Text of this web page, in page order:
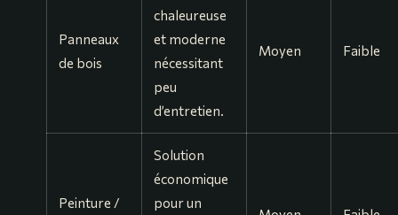
Panneaux
de bois
chaleureuse
et moderne
nécessitant
peu
d’entretien.
Moyen Faible
Peinture /
Solution
économique
pour un